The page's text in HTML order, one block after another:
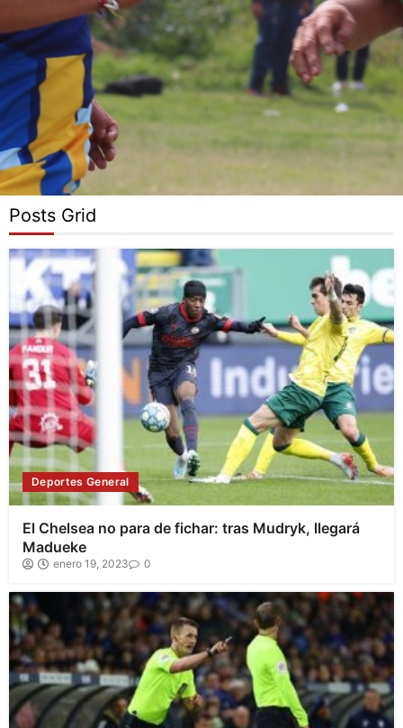
Posts Grid
Deportes General
El Chelsea no para de fichar: tras Mudryk, llegará
Madueke
enero 19, 2023 0